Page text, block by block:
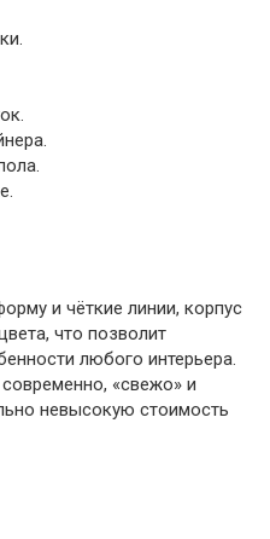
и чёткие линии, корпус
что позволит
любого интерьера.
«свежо» и
невысокую стоимость